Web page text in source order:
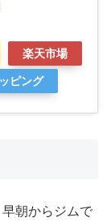
楽天市場
ピング
朝からジムで